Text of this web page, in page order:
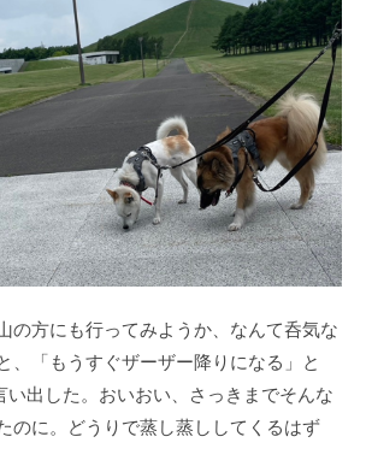
の方にも行ってみようか、なんて呑気な
、「もうすぐザーザー降りになる」と
い出した。おいおい、さっきまでそんな
のに。どうりで蒸し蒸ししてくるはず